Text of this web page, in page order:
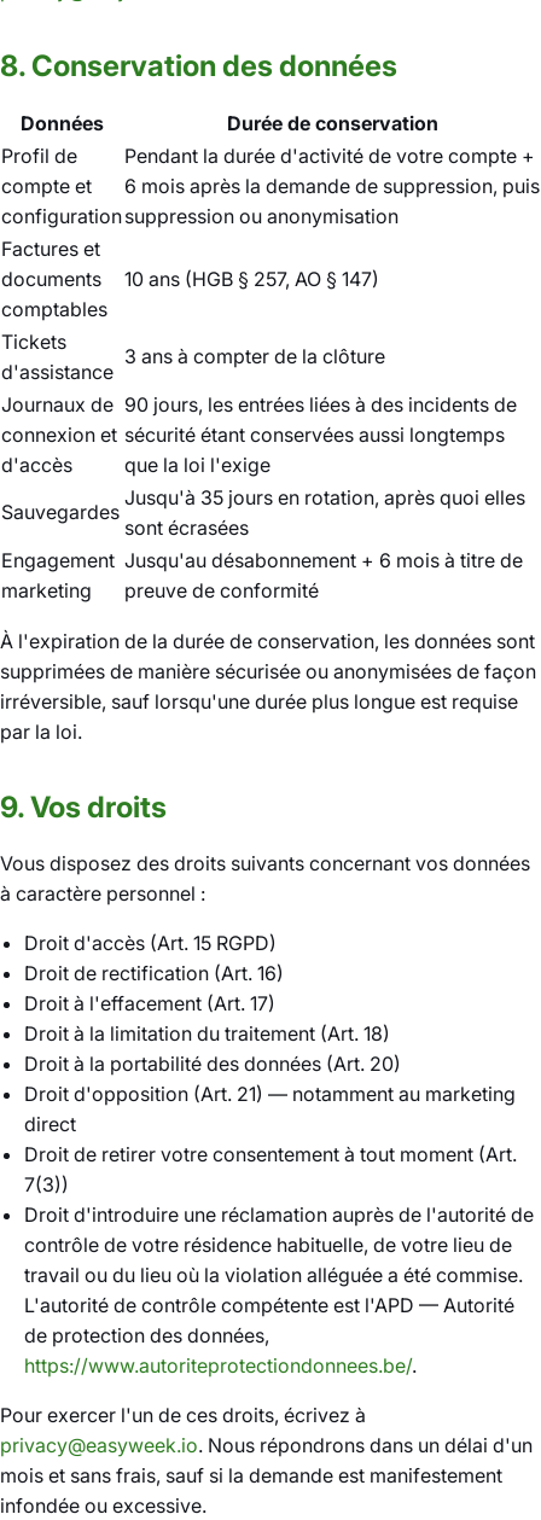
8. Conservation des données
Données
Durée de conservation
Profil de
compte et
configuration
Pendant la durée d'activité de votre compte +
6 mois après la demande de suppression, puis
suppression ou anonymisation
Factures et
documents
comptables
10 ans (HGB § 257, AO § 147)
Tickets
d'assistance
3 ans à compter de la clôture
Journaux de
connexion et
d'accès
90 jours, les entrées liées à des incidents de
sécurité étant conservées aussi longtemps
que la loi l'exige
Sauvegardes
Jusqu'à 35 jours en rotation, après quoi elles
sont écrasées
Engagement
marketing
Jusqu'au désabonnement + 6 mois à titre de
preuve de conformité
À l'expiration de la durée de conservation, les données sont
supprimées de manière sécurisée ou anonymisées de façon
irréversible, sauf lorsqu'une durée plus longue est requise
par la loi.
9. Vos droits
Vous disposez des droits suivants concernant vos données
à caractère personnel :
Droit d'accès (Art. 15 RGPD)
Droit de rectification (Art. 16)
Droit à l'effacement (Art. 17)
Droit à la limitation du traitement (Art. 18)
Droit à la portabilité des données (Art. 20)
Droit d'opposition (Art. 21) — notamment au marketing
direct
Droit de retirer votre consentement à tout moment (Art.
7(3))
Droit d'introduire une réclamation auprès de l'autorité de
contrôle de votre résidence habituelle, de votre lieu de
travail ou du lieu où la violation alléguée a été commise.
L'autorité de contrôle compétente est l'APD — Autorité
de protection des données,
https://www.autoriteprotectiondonnees.be/.
Pour exercer l'un de ces droits, écrivez à
privacy@easyweek.io. Nous répondrons dans un délai d'un
mois et sans frais, sauf si la demande est manifestement
infondée ou excessive.